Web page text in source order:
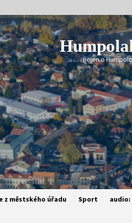
. . . . . nejen o
z městského úřadu Sport audio: